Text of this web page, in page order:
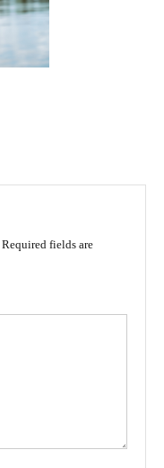
Required fields are